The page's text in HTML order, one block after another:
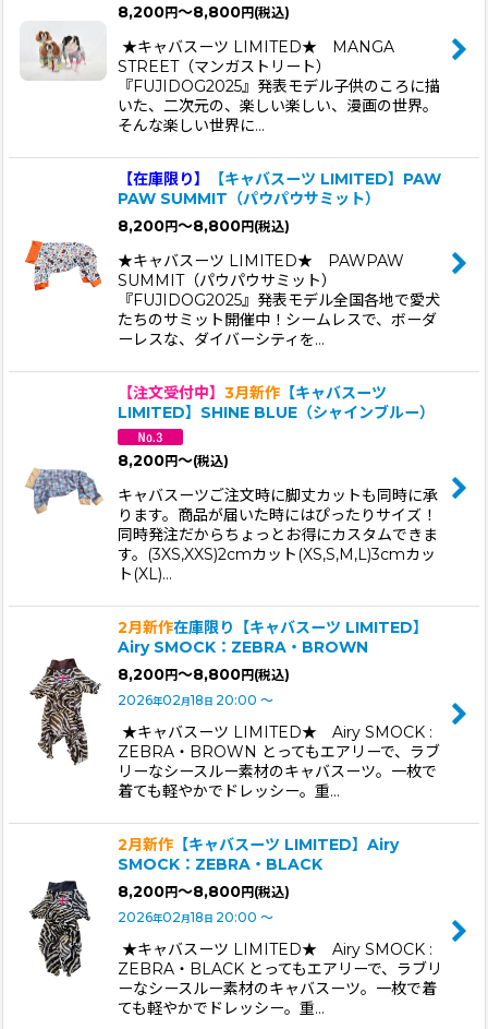
8,200円～8,800円 (税込)
★キャバスーツ LIMITED★ MANGA
STREET（マンガストリート）
『FUJIDOG2025』発表モデル子供のころに描
いた、二次元の、楽しい楽しい、漫画の世界。
そんな楽しい世界に…
【在庫限り】
【キャバスーツ LIMITED】PAW
PAW SUMMIT（パウパウサミット）
8,200円～8,800円 (税込)
★キャバスーツ LIMITED★ PAWPAW
SUMMIT（パウパウサミット）
『FUJIDOG2025』発表モデル全国各地で愛犬
たちのサミット開催中！シームレスで、ボーダ
ーレスな、ダイバーシティを…
【注文受付中】 3月新作 【キャバスーツ
LIMITED】SHINE BLUE（シャインブルー）
8,200円～(税込)
キャバスーツご注文時に脚丈カットも同時に承
ります。商品が届いた時にはぴったりサイズ！
同時発注だからちょっとお得にカスタムできま
す。(3XS,XXS)2cmカット(XS,S,M,L)3cmカッ
ト(XL)…
2月新作在庫限り【キャバスーツ LIMITED】
Airy SMOCK：ZEBRA・BROWN
8,200円～8,800円(税込)
2026年02月18日 20:00 ～
★キャバスーツ LIMITED★ Airy SMOCK :
ZEBRA・BROWN とってもエアリーで、ラブ
リーなシースルー素材のキャバスーツ。一枚で
着ても軽やかでドレッシー。重…
2月新作 【キャバスーツ LIMITED】Airy
SMOCK：ZEBRA・BLACK
8,200円～8,800円(税込)
2026年02月18日 20:00 ～
★キャバスーツ LIMITED★ Airy SMOCK :
ZEBRA・BLACK とってもエアリーで、ラブリ
ーなシースルー素材のキャバスーツ。一枚で着
ても軽やかでドレッシー。重…